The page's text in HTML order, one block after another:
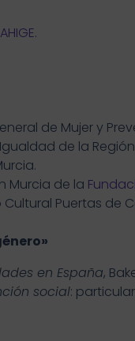
AHIGE.
de Mujer y
de la
Murcia de la
Puertas de
en España,
social: